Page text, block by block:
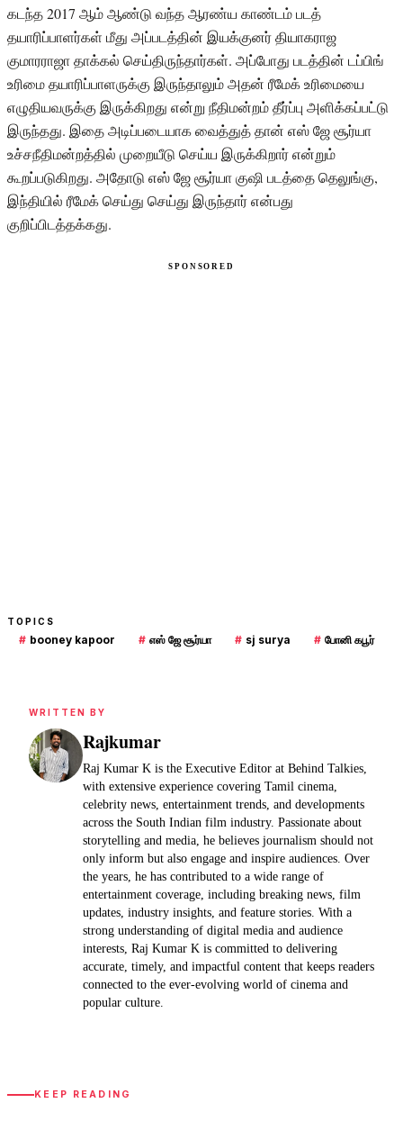
கடந்த 2017 ஆம் ஆண்டு வந்த ஆரண்ய காண்டம் படத்
தயாரிப்பாளர்கள் மீது அப்படத்தின் இயக்குனர் தியாகராஜ
குமாரராஜா தாக்கல் செய்திருந்தார்கள். அப்போது படத்தின் டப்பிங்
உரிமை தயாரிப்பாளருக்கு இருந்தாலும் அதன் ரீமேக் உரிமையை
எழுதியவருக்கு இருக்கிறது என்று நீதிமன்றம் தீர்ப்பு அளிக்கப்பட்டு
இருந்தது. இதை அடிப்படையாக வைத்துத் தான் எஸ் ஜே சூர்யா
உச்சநீதிமன்றத்தில் முறையீடு செய்ய இருக்கிறார் என்றும்
கூறப்படுகிறது. அதோடு எஸ் ஜே சூர்யா குஷி படத்தை தெலுங்கு,
இந்தியில் ரீமேக் செய்து செய்து இருந்தார் என்பது
குறிப்பிடத்தக்கது.
TOPICS
# booney kapoor # எஸ் ஜே சூர்யா # sj surya # போனி கபூர்
WRITTEN BY
Rajkumar
Raj Kumar K is the Executive Editor at Behind Talkies,
with extensive experience covering Tamil cinema,
celebrity news, entertainment trends, and developments
across the South Indian film industry. Passionate about
storytelling and media, he believes journalism should not
only inform but also engage and inspire audiences. Over
the years, he has contributed to a wide range of
entertainment coverage, including breaking news, film
updates, industry insights, and feature stories. With a
strong understanding of digital media and audience
interests, Raj Kumar K is committed to delivering
accurate, timely, and impactful content that keeps readers
connected to the ever-evolving world of cinema and
popular culture.
KEEP READING